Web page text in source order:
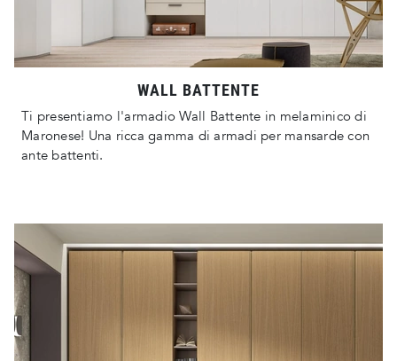
WALL BATTENTE
Ti presentiamo l'armadio Wall Battente in melaminico di
Maronese! Una ricca gamma di armadi per mansarde con
ante battenti.